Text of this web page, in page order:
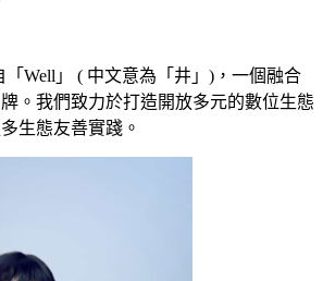
「Well」 ( 中文意為「井」)，一個融合
。我們致力於打造開放多元的數位生態
生態友善實踐。